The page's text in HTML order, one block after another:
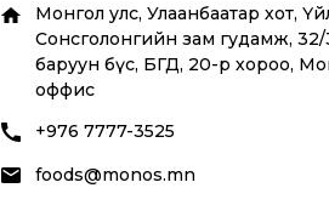
Монгол улс, Улаанбаатар хот,
Сонсголонгийн зам гудамж,
баруун бүс, БГД, 20-р хороо,
оффис
+976 7777-3525
foods@monos.mn